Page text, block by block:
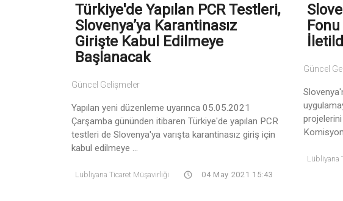
Türkiye'de Yapılan PCR Testleri,
Slovenya’ya Karantinasız
Girişte Kabul Edilmeye
Başlanacak
Güncel Gelişmeler
Yapılan yeni düzenleme uyarınca 05.05.2021
Çarşamba gününden itibaren Türkiye'de yapılan PCR
testleri de Slovenya'ya varışta karantinasız giriş için
kabul edilmeye ...
Lübliyana Ticaret Müşavirliği 04 May 2021 15:43
Güncel
Lübliyana